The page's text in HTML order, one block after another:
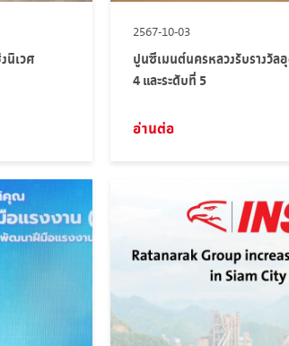
นิเวศ
2567-10-03
ปูนซีเมนต์นครหลวงรับรางวัล
4 และระดับที่ 5
อ่านต่อ